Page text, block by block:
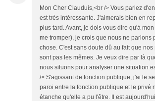
Mon Cher Clauduis,<br /> Vous parlez
est très intéressante. J'aimerais bien en
plus tard. Avant, je dois vous dire qu'à
me tromper), je crois que nous ne parlons
chose. C'est sans doute dû au fait que nos
sont pas les mêmes. Je veux dire par là
nous situons pour analyser une situation
/> S'agissant de fonction publique, j'ai le
paroi entre la fonction publique et le privé
étanche qu'elle a pu l'être. Il est